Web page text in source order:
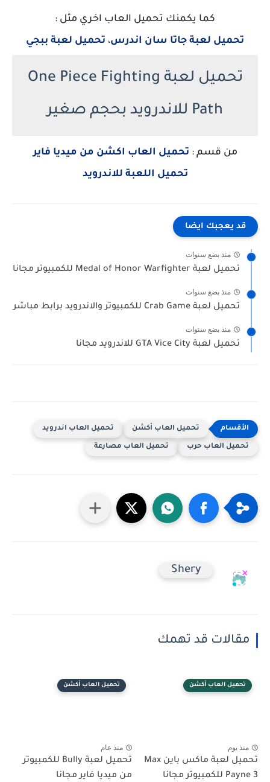
كما يكمنك تحميل العاب اخري مثل :
تحميل لعبة جاتا سان اندرس، تحميل لعبة ببجي
تحميل لعبة One Piece Fighting
Path للاندرويد بحجم صغير
من قسم : تحميل العاب اكشن من ميديا فاير
تحميل اللعبة للاندرويد
قد يعجبك ايضا
منذ بضع سنوات
تحميل لعبة Medal of Honor Warfighter للكمبيوتر مجانا
منذ بضع سنوات
تحميل لعبة Crab Game للكمبيوتر والاندرويد برابط مباشر
منذ بضع سنوات
تحميل لعبة GTA Vice City للاندرويد مجانا
تحميل العاب أكشن تحميل العاب اندرويد
تحميل العاب حرب تحميل العاب مصارعة
Shery
مقالات قد تهمك
تحميل العاب أكشن
منذ يوم
تحميل لعبة ماكس باين Max
Payne 3 للكمبيوتر مجانا
تحميل العاب أكشن
منذ عام
تحميل لعبة Bully للكمبيوتر
من ميديا فاير مجانا